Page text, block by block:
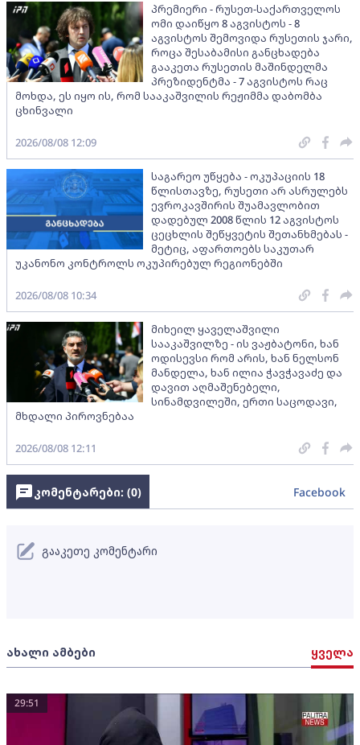
პრემიერი - რუსეთ-საქართველოს
ომი დაიწყო 8 აგვისტოს - 8
აგვისტოს შემოვიდა რუსეთის ჯარი,
როცა შესაბამისი განცხადება
გააკეთა რუსეთის მაშინდელმა
პრეზიდენტმა - 7 აგვისტოს რაც
მოხდა, ეს იყო ის, რომ სააკაშვილის რეჟიმმა დაბომბა
ცხინვალი
2026/08/08 12:09
საგარეო უწყება - ოკუპაციის 18
წლისთავზე, რუსეთი არ ასრულებს
ევროკავშირის შუამავლობით
დადებულ 2008 წლის 12 აგვისტოს
ცეცხლის შეწყვეტის შეთანხმებას -
მეტიც, აფართოებს საკუთარ
უკანონო კონტროლს ოკუპირებულ რეგიონებში
2026/08/08 10:34
მიხეილ ყაველაშვილი
სააკაშვილზე - ის ვაჟბატონი, ხან
ოდისევსი რომ არის, ხან ნელსონ
მანდელა, ხან ილია ჭავჭავაძე და
დავით აღმაშენებელი,
სინამდვილეში, ერთი საცოდავი,
მხდალი პიროვნებაა
2026/08/08 12:11
ახალი ამბები ყველა
29:51
კომენტარები: (0) Facebook
გააკეთე კომენტარი